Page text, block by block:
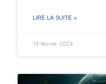
LIRE LA SUITE »
19 février 2026